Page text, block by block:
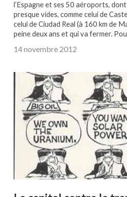
l’Espagne et ses 50 aéroports,
presque vides, comme celui de
celui de Ciudad Real (à 160 km de
peine deux ans et qui va fermer.
14 novembre 2012